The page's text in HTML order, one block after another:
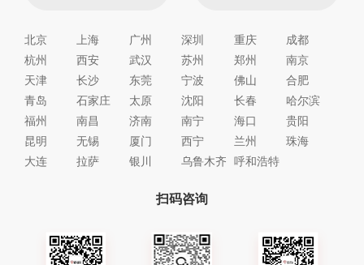
北京 上海 广州 深圳 重庆
成都
杭州
西安 武汉 苏州 郑州
南京
天津
长沙 东莞 宁波 佛山
合肥
青岛
石家庄 太原 沈阳 长春
哈尔滨
福州
南昌 济南 南宁 海口
贵阳
昆明
无锡 厦门 西宁 兰州
珠海
大连
拉萨 银川 乌鲁木齐 呼和浩特
扫码咨询